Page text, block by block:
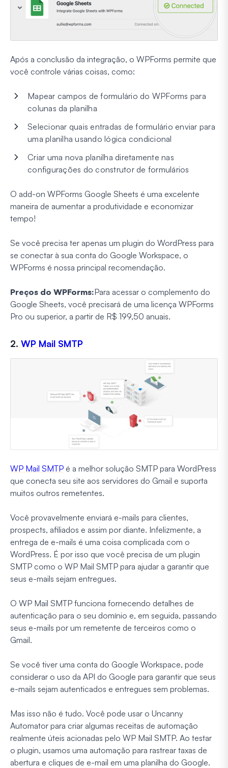
Após a conclusão da integração, o WPForms permite que
você controle várias coisas, como:
Mapear campos de formulário do WPForms para
colunas da planilha
Selecionar quais entradas de formulário enviar para
uma planilha usando lógica condicional
Criar uma nova planilha diretamente nas
configurações do construtor de formulários
O add-on WPForms Google Sheets é uma excelente
maneira de aumentar a produtividade e economizar
tempo!
Se você precisa ter apenas um plugin do WordPress para
se conectar à sua conta do Google Workspace, o
WPForms é nossa principal recomendação.
Preços do WPForms:Para acessar o complemento do
Google Sheets, você precisará de uma licença WPForms
Pro ou superior, a partir de R$ 199,50 anuais.
2. WP Mail SMTP
WP Mail SMTP é a melhor solução SMTP para WordPress
que conecta seu site aos servidores do Gmail e suporta
muitos outros remetentes.
Você provavelmente enviará e-mails para clientes,
prospects, afiliados e assim por diante. Infelizmente, a
entrega de e-mails é uma coisa complicada com o
WordPress. É por isso que você precisa de um plugin
SMTP como o WP Mail SMTP para ajudar a garantir que
seus e-mails sejam entregues.
O WP Mail SMTP funciona fornecendo detalhes de
autenticação para o seu domínio e, em seguida, passando
seus e-mails por um remetente de terceiros como o
Gmail.
Se você tiver uma conta do Google Workspace, pode
considerar o uso da API do Google para garantir que seus
e-mails sejam autenticados e entregues sem problemas.
Mas isso não é tudo. Você pode usar o Uncanny
Automator para criar algumas receitas de automação
realmente úteis acionadas pelo WP Mail SMTP. Ao testar
o plugin, usamos uma automação para rastrear taxas de
abertura e cliques de e-mail em uma planilha do Google.